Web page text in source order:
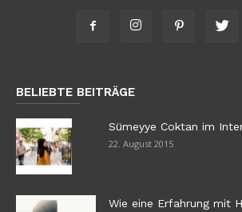
BELIEBTE BEITRÄGE
Sümeyye Coktan im
22. August 2015
Wie eine Erfahrung mit